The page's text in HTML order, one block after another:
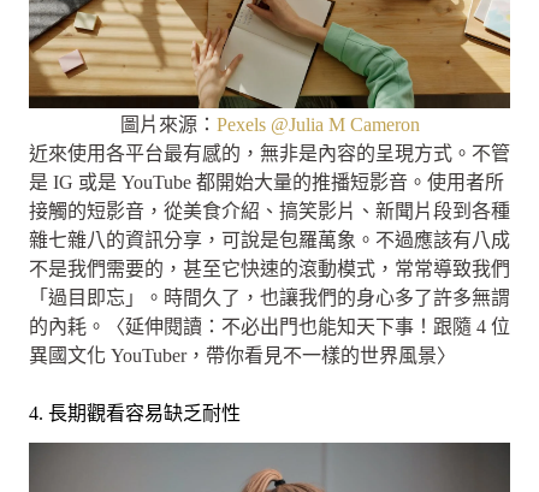
圖片來源： Pexels @Julia M Cameron
近來使用各平台最有感的，無非是內容的呈現方式。不管
是 IG 或是 YouTube 都開始大量的推播短影音。使用者所
接觸的短影音，從美食介紹、搞笑影片、新聞片段到各種
雜七雜八的資訊分享，可說是包羅萬象。不過應該有八成
不是我們需要的，甚至它快速的滾動模式，常常導致我們
「過目即忘」。時間久了，也讓我們的身心多了許多無謂
的內耗。〈延伸閱讀：不必出門也能知天下事！跟隨 4 位
異國文化 YouTuber，帶你看見不一樣的世界風景〉
4. 長期觀看容易缺乏耐性